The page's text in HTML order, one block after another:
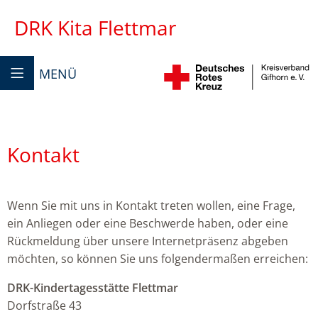
DRK Kita Flettmar
MENÜ
Kontakt
Wenn Sie mit uns in Kontakt treten wollen, eine Frage,
ein Anliegen oder eine Beschwerde haben, oder eine
Rückmeldung über unsere Internetpräsenz abgeben
möchten, so können Sie uns folgendermaßen erreichen:
DRK-Kindertagesstätte Flettmar
Dorfstraße 43